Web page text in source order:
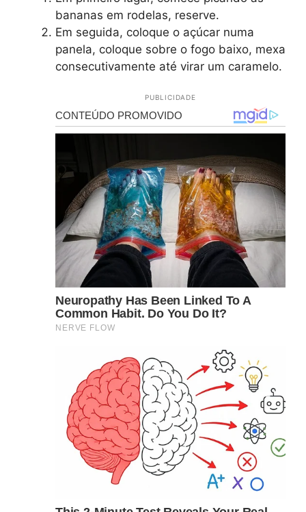
bananas em rodelas, reserve.
Em seguida, coloque o açúcar numa
panela, coloque sobre o fogo baixo, mexa
consecutivamente até virar um caramelo.
PUBLICIDADE